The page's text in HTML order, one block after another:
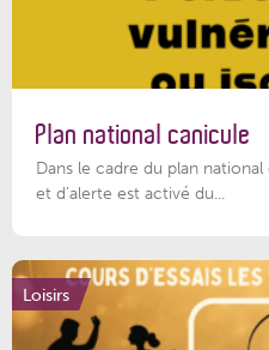
Plan national canicule
Dans le cadre du plan
et d’alerte est activé du...
Loisirs